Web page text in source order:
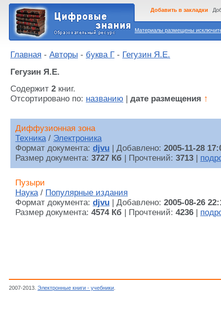
Материалы размещены
Добавить в закладки
Главная - Авторы - буква Г - Гегузин Я.Е.
Гегузин Я.Е.
Содержит 2 книг.
Отсортировано по: названию дате размещения ↑
Диффузионная зона
Техника/ Электроника
Формат документа: djvu | Добавлено: 2005-11-28
Размер документа: 3727 Кб | Прочтений: 3713
Пузыри
Наука/ Популярные издания
Формат документа: djvu | Добавлено: 2005-08-26
Размер документа: 4574 Кб | Прочтений: 4236
2007-2013. Электронные книги - учебники